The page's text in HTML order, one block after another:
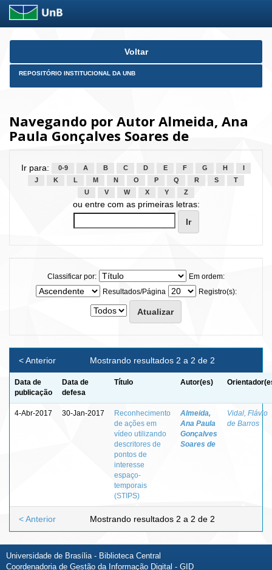
Skip
Voltar
REPOSITÓRIO INSTITUCIONAL DA UNB
Navegando por Autor Almeida, Ana
Paula Gonçalves Soares de
Ir para: 0-9 A B C D E F G H
J
K L M N O P Q R S
T
U
V W X Y Z
ou entre com as primeiras letras:
Classificar por:
Em ordem:
Resultados/Página
Registro(s):
Mostrando resultados 2 a 2 de 2
< Anterior
Data de
publicação
Data de
defesa
Título Autor(es)
4-Abr-2017 30-Jan-2017
Reconhecimento
de ações em
vídeo utilizando
descritores de
pontos de
interesse
espaço-
temporais
(STIPS)
Almeida,
Ana Paula
Gonçalves
Soares de
Vidal, Flávio
de Barros
Mostrando resultados 2 a 2 de 2
< Anterior
Universidade de Brasília - Biblioteca Central
Coordenadoria de Gestão da Informação Digital - GID